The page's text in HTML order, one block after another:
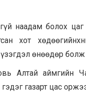
наадам болох
хот
өнөөдөр болж
Алтай аймгийн
газарт цас